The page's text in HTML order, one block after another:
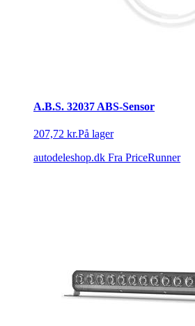
A.B.S. 32037 ABS-Sensor
207,72 kr.På lager
autodeleshop.dk Fra PriceRunner